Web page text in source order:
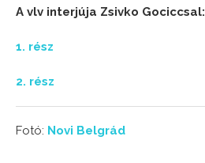
A vlv interjúja Zsivko Gociccsal:
1. rész
2. rész
Fotó: Novi Belgrád